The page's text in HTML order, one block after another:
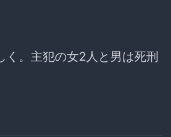
く。主犯の女2人と男は死刑